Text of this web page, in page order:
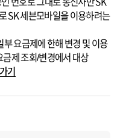
SK 세븐모바일을 이용하려는
요금제에 한해 변경 및 이용
금제 조회/변경에서 대상
기